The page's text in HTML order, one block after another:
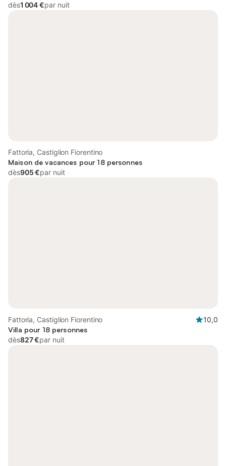
dès1 004 €par nuit
Fattoria, Castiglion Fiorentino
Maison de vacances pour 18 personnes
dès905 €par nuit
Fattoria, Castiglion Fiorentino
10,0
Villa pour 18 personnes
dès827 €par nuit